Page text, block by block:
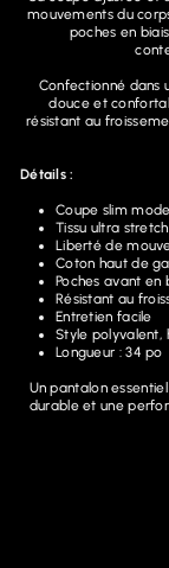
mouvements du
poches en
Confectionné dans
douce et
résistant au
Détails :
Coupe slim
Tissu ultra stretch
Liberté de
Coton haut de
Poches avant en
Résistant au
Entretien facile
Style polyvalent,
Longueur : 34 po
Un pantalon
durable et une